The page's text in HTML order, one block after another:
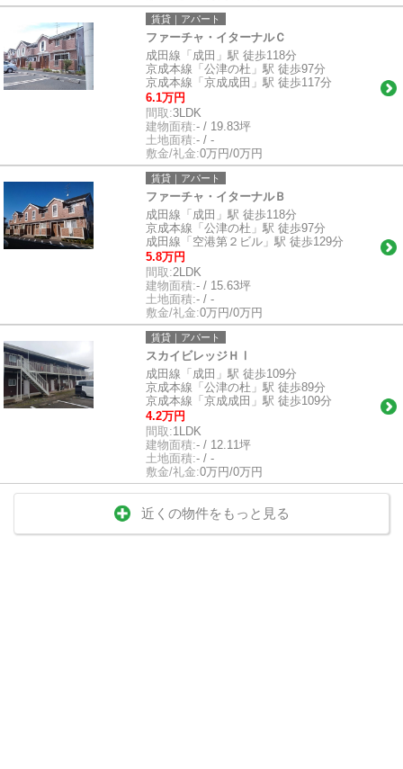
賃貸｜アパート
ファーチャ・イターナルＣ
成田線「成田」駅 徒歩118分
京成本線「公津の杜」駅 徒歩97分
京成本線「京成成田」駅 徒歩117分
6.1万円
間取:3LDK
建物面積:- / 19.83坪
土地面積:- / -
敷金/礼金:0万円/0万円
賃貸｜アパート
ファーチャ・イターナルＢ
成田線「成田」駅 徒歩118分
京成本線「公津の杜」駅 徒歩97分
成田線「空港第２ビル」駅 徒歩129分
5.8万円
間取:2LDK
建物面積:- / 15.63坪
土地面積:- / -
敷金/礼金:0万円/0万円
賃貸｜アパート
スカイビレッジＨⅠ
成田線「成田」駅 徒歩109分
京成本線「公津の杜」駅 徒歩89分
京成本線「京成成田」駅 徒歩109分
4.2万円
間取:1LDK
建物面積:- / 12.11坪
土地面積:- / -
敷金/礼金:0万円/0万円
近くの物件をもっと見る